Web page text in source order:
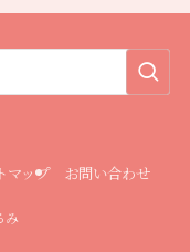
マップ お問い合わせ
み